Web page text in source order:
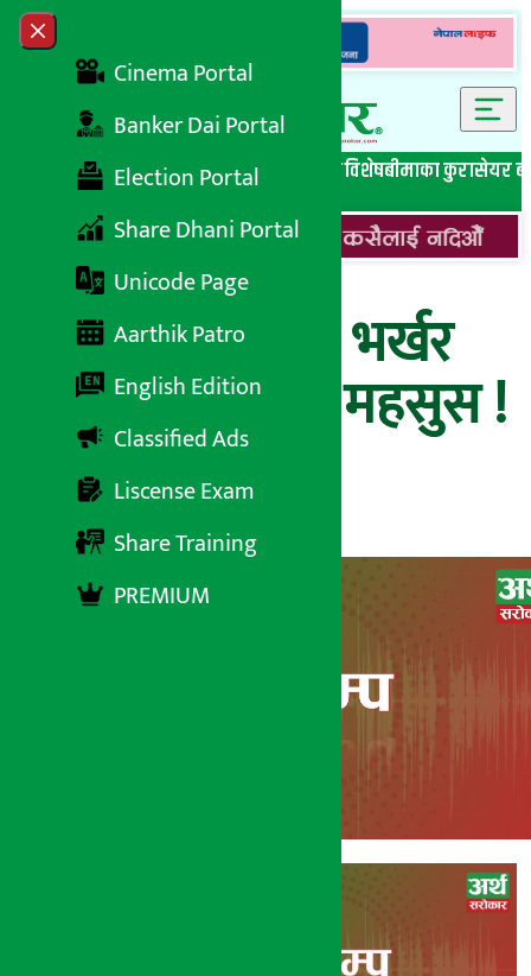
Skip to content
Close menu
Cinema Portal
Banker Dai Portal
Election Portal
Share Dhani Portal
Unicode Page
Aarthik Patro
English Edition
Classified Ads
Liscense Exam
Share Training
PREMIUM
सबै समाचारबेथिति मुर्दाबादबैंकिङ विशेष लघुवित्त विशेषबीमाका कुरासेयर
थाहा पाउनुभयो ? भर्खर
भूकम्पको धक्का महसुस !
अर्थ सरोकार २० माघ २०७७, मंगलबार १६:३५